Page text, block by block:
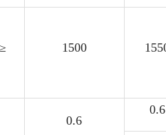
1500
0.6
0.6